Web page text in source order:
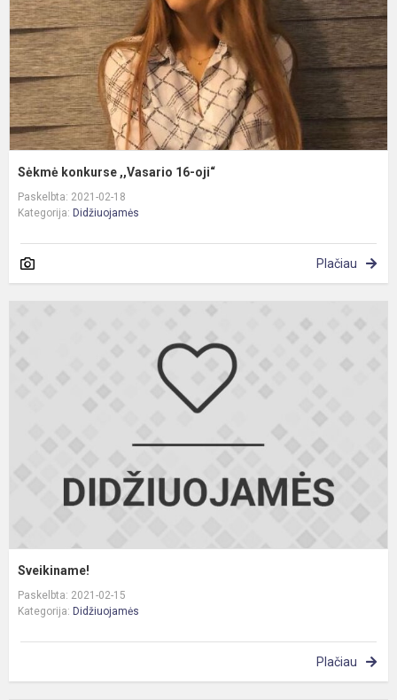
Sėkmė konkurse ,,Vasario 16-oji“
Paskelbta: 2021-02-18
Kategorija: Didžiuojamės
Plačiau
Sveikiname!
Paskelbta: 2021-02-15
Kategorija: Didžiuojamės
Plačiau